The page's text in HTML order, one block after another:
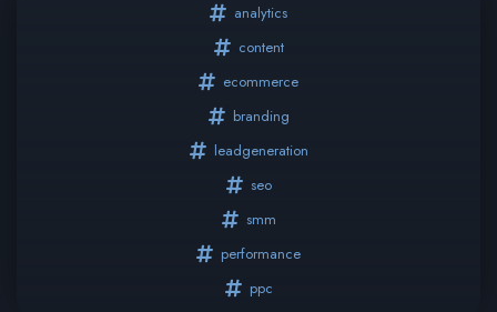
analytics
content
ecommerce
branding
leadgeneration
seo
smm
performance
ppc